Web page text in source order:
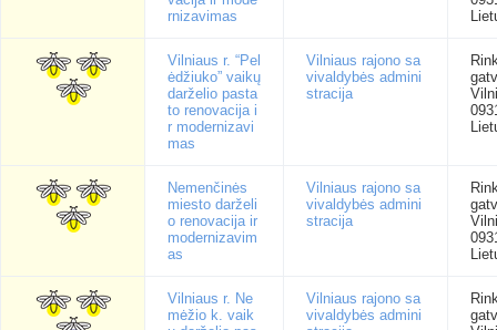
rnizavimas
Vilniaus r. “Pel
ėdžiuko” vaikų
darželio pasta
to renovacija i
r modernizavi
mas
Vilniaus rajono sa
vivaldybės admini
stracija
Nemenčinės
miesto darželi
o renovacija ir
modernizavim
as
Vilniaus rajono sa
vivaldybės admini
stracija
Vilniaus r. Ne
mėžio k. vaik
Vilniaus rajono sa
vivaldybės admini